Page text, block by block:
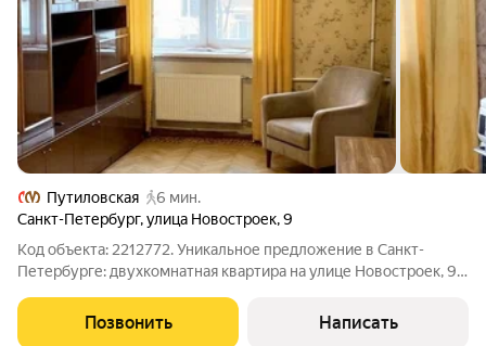
Путиловская
6 мин.
Санкт-Петербург,улица Новостроек,9
Код объекта: 2212772. Уникальное предложение в Санкт-
Петербурге: двухкомнатная квартира на улице Новостроек, 9
тихом районе. Квартира расположена на третьем этаже
пятиэтажного кирпичного дома 1958
Позвонить Написать